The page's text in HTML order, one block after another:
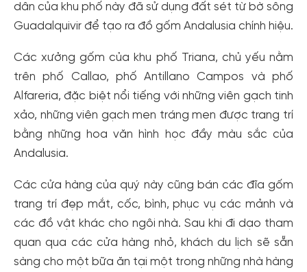
dân của khu phố này đã sử dụng đất sét từ bờ sông
Guadalquivir để tạo ra đồ gốm Andalusia chính hiệu.
Các xưởng gốm của khu phố Triana, chủ yếu nằm
trên phố Callao, phố Antillano Campos và phố
Alfareria, đặc biệt nổi tiếng với những viên gạch tinh
xảo, những viên gạch men tráng men được trang trí
bằng những hoa văn hình học đầy màu sắc của
Andalusia.
Các cửa hàng của quý này cũng bán các đĩa gốm
trang trí đẹp mắt, cốc, bình, phục vụ các mảnh và
các đồ vật khác cho ngôi nhà. Sau khi đi dạo tham
quan qua các cửa hàng nhỏ, khách du lịch sẽ sẵn
sàng cho một bữa ăn tại một trong những nhà hàng
Tạo tài khoản nhanh - nhận nhiều ưu
đãi!
Tạo tài khoản để có thể nhận ngay các ưu đãi
hấp dẫn
dành cho thành viên đến từ các đối tác của Gody.vn dành
cho cộng đồng.